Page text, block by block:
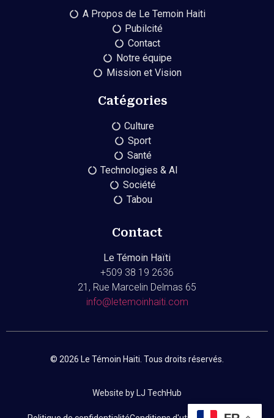
A Propos de Le Temoin Haiti
Pubilcité
Contact
Notre équipe
Mission et Vision
Catégories
Culture
Sport
Santé
Technologies & AI
Société
Tabou
Contact
Le Témoin Haïti
+509 38 19 2636
21, Rue Marcelin Delmas 65
info@letemoinhaiti.com
© 2026 Le Témoin Haiti. Tous droits réservés.
Website by LJ TechHub